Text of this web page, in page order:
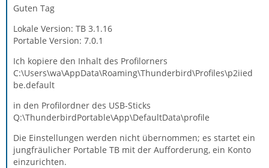
Guten Tag
Lokale Version: TB 3.1.16
Portable Version: 7.0.1
Ich kopiere den Inhalt des Profilorners
C:\Users\wa\AppData\Roaming\Thunderbird\Profiles\p2iied
be.default
in den Profilordner des USB-Sticks
Q:\ThunderbirdPortable\App\DefaultData\profile
Die Einstellungen werden nicht übernommen; es startet ein
jungfräulicher Portable TB mit der Aufforderung, ein Konto
einzurichten.